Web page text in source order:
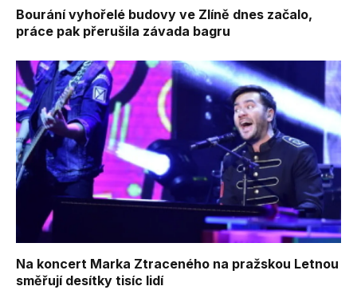
Bourání vyhořelé budovy ve Zlíně dnes začalo,
práce pak přerušila závada bagru
Na koncert Marka Ztraceného na pražskou Letnou
směřují desítky tisíc lidí